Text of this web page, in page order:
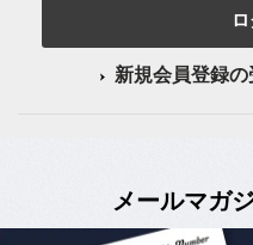
新規会員登録
メールマガ